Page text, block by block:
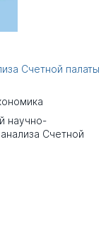
Счетной палаты
научно-
Счетной